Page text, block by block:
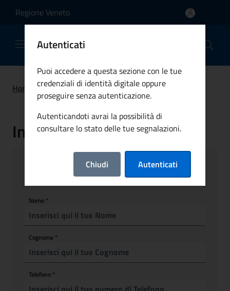
Regione Veneto
Comune di Colle Santa Lucia
Home > Segnalazioni
Invia una segnalazione
Autenticati
Puoi accedere a questa sezione con le tue
credenziali di identità digitale oppure
proseguire senza autenticazione.
Autenticandoti avrai la possibilità di
consultare lo stato delle tue segnalazioni.
Chiudi Autenticati
Dati personali
Nome *
Cognome *
Telefono *